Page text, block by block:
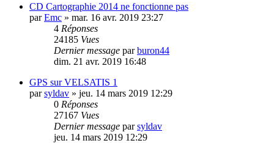
CD Cartographie 2014 ne fonctionne pas
parEmc » mar. 16 avr. 2019 23:27
4 Réponses
24185 Vues
Dernier message parburon44
dim. 21 avr. 2019 16:48
GPS sur VELSATIS 1
parsyldav » jeu. 14 mars 2019 12:29
0 Réponses
27167 Vues
Dernier message parsyldav
jeu. 14 mars 2019 12:29